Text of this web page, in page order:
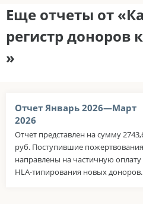
Еще отчеты от
регистр доноров
»
Отчет Январь 2026—Март
2026
Отчет представлен на сумму
руб. Поступившие пожертвования
направлены на частичную оплату
HLA-типирования новых доноров.